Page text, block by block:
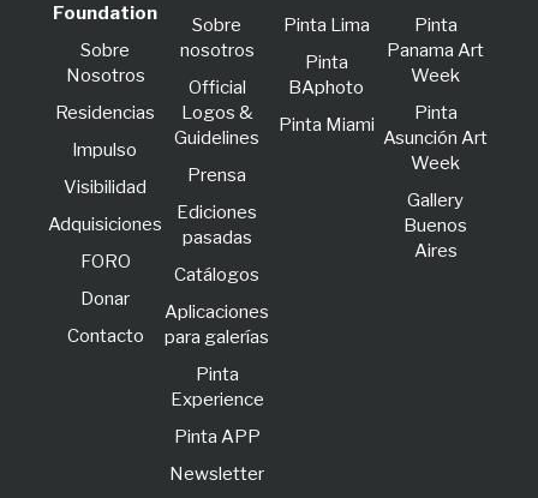
Foundation
Sobre
Nosotros
Residencias
lmpulso
Visibilidad
Adquisiciones
FORO
Donar
Contacto
Sobre
nosotros
Official
Logos &
Guidelines
Prensa
Ediciones
pasadas
Catálogos
Aplicaciones
para galerías
Pinta
Experience
Pinta APP
Newsletter
Pinta Lima
Pinta
BAphoto
Pinta Miami
Pinta
Panama Art
Week
Pinta
Asunción Art
Week
Gallery
Buenos
Aires